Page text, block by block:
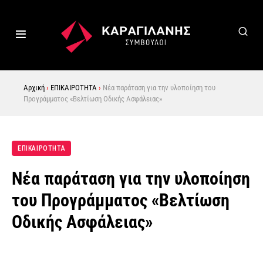
Αρχική › ΕΠΙΚΑΙΡΟΤΗΤΑ › Νέα παράταση για την υλοποίηση του
Προγράμματος «Βελτίωση Οδικής Ασφάλειας»
ΕΠΙΚΑΙΡΟΤΗΤΑ
Νέα παράταση για την υλοποίηση
του Προγράμματος «Βελτίωση
Οδικής Ασφάλειας»